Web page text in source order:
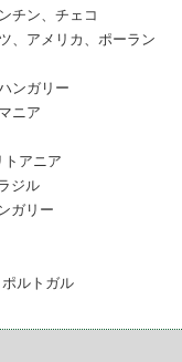
チン、チェコ
、アメリカ、ポーラン
ンガリー
ニア
トアニア
ジル
ガリー
ルトガル